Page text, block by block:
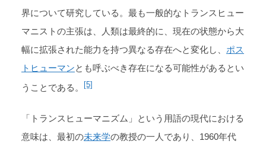
界について研究している。最も一般的なトランスヒュー
マニストの主張は、人類は最終的に、現在の状態から大
幅に拡張された能力を持つ異なる存在へと変化し、 ポス
トヒューマンとも呼ぶべき存在になる可能性があるとい
うことである。
[5]
「トランスヒューマニズム」という用語の現代における
意味は、最初の未来学の教授の一人であり、1960年代